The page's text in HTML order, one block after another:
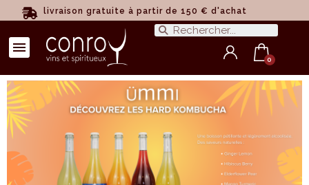
livraison gratuite à partir de 150 € d'achat